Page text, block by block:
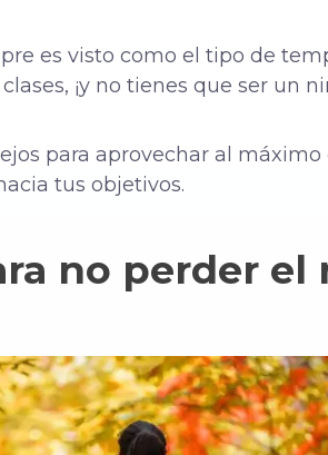
es visto como el tipo de
¡y no tienes que ser un
para aprovechar al
tus objetivos.
no perder